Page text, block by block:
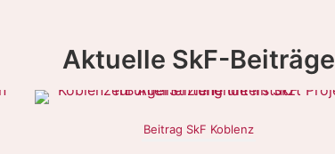
Aktuelle SkF-Beiträge
Beitrag SkF Koblenz